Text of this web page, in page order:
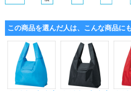
この商品を選んだ人は、こんな商品に